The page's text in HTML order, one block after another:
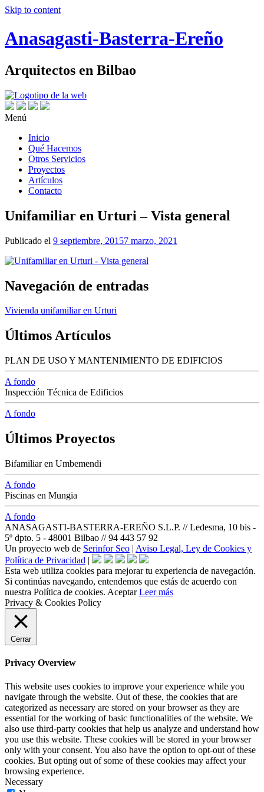
Skip to content
Anasagasti-Basterra-Ereño
Arquitectos en Bilbao
Menú
Inicio
Qué Hacemos
Otros Servicios
Proyectos
Artículos
Contacto
Unifamiliar en Urturi – Vista general
Publicado el 9 septiembre, 20157 marzo, 2021
Navegación de entradas
Vivienda unifamiliar en Urturi
Últimos Artículos
PLAN DE USO Y MANTENIMIENTO DE EDIFICIOS
A fondo
Inspección Técnica de Edificios
A fondo
Últimos Proyectos
Bifamiliar en Umbemendi
A fondo
Piscinas en Mungia
A fondo
ANASAGASTI-BASTERRA-EREÑO S.L.P. // Ledesma, 10 bis -
5º dpto. 5 - 48001 Bilbao // 94 443 57 92
Un proyecto web de Serinfor Seo | Aviso Legal, Ley de Cookies y
Política de Privacidad |
Esta web utiliza cookies para mejorar tu experiencia de navegación.
Si continúas navegando, entendemos que estás de acuerdo con
nuestra Política de cookies. Aceptar Leer más
Privacy & Cookies Policy
Cerrar
Privacy Overview
This website uses cookies to improve your experience while you
navigate through the website. Out of these, the cookies that are
categorized as necessary are stored on your browser as they are
essential for the working of basic functionalities of the website. We
also use third-party cookies that help us analyze and understand how
you use this website. These cookies will be stored in your browser
only with your consent. You also have the option to opt-out of these
cookies. But opting out of some of these cookies may affect your
browsing experience.
Necessary